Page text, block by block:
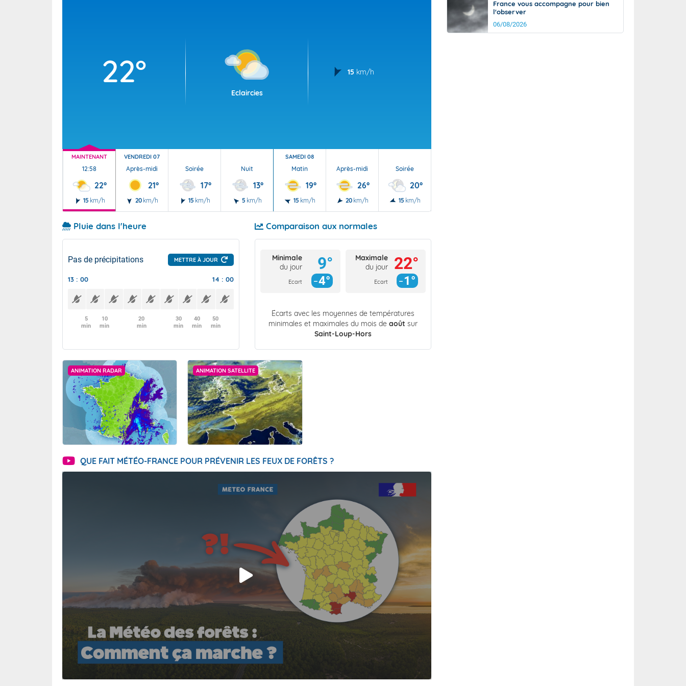
22°
Eclaircies
15 km/h
MAINTENANT
12:58
22°
15 km/h
VENDREDI 07
Après-midi
21°
20 km/h
Soirée
17°
15 km/h
Nuit
13°
5 km/h
SAMEDI 08
Matin
19°
15 km/h
Après-midi
26°
20 km/h
Soirée
20°
15 km/h
Pluie dans l'heure
Pas de précipitations METTRE À JOUR
13 : 00 14 : 00
5
min
10
min
20
min
30
min
40
min
50
min
Comparaison aux normales
Minimale
du jour
Ecart
9°
4°
Maximale
du jour
Ecart
22°
1°
Écarts avec les moyennes de températures
minimales et maximales du mois de août sur
Saint-Loup-Hors
ANIMATION RADAR ANIMATION SATELLITE
QUE FAIT MÉTÉO-FRANCE POUR PRÉVENIR LES FEUX DE FORÊTS ?
France vous accompagne pour bien
l'observer
06/08/2026